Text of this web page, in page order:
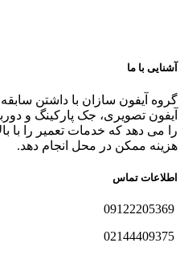
آشنایی با ما
گروه آیفون سازان با داشتن سابقه
آیفون تصویری، جک پارکینگ و
را می دهد که خدمات تعمیر را با
هزینه ممکن در محل انجام دهد.
اطلاعات تماس